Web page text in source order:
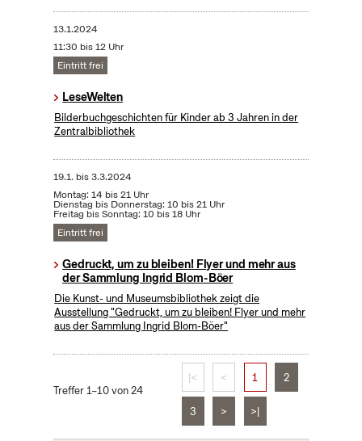
13.1.2024
11:30 bis 12 Uhr
Eintritt frei
LeseWelten
Bilderbuchgeschichten für Kinder ab 3 Jahren in der
Zentralbibliothek
19.1. bis3.3.2024
Montag: 14 bis 21 Uhr
Dienstag bis Donnerstag: 10 bis 21 Uhr
Freitag bis Sonntag: 10 bis 18 Uhr
Eintritt frei
Gedruckt, um zu bleiben! Flyer und mehr aus
der Sammlung Ingrid Blom-Böer
Die Kunst- und Museumsbibliothek zeigt die
Ausstellung "Gedruckt, um zu bleiben! Flyer und mehr
aus der Sammlung Ingrid Blom-Böer"
Treffer 1–10 von 24
|< < 1 2
3 > >|